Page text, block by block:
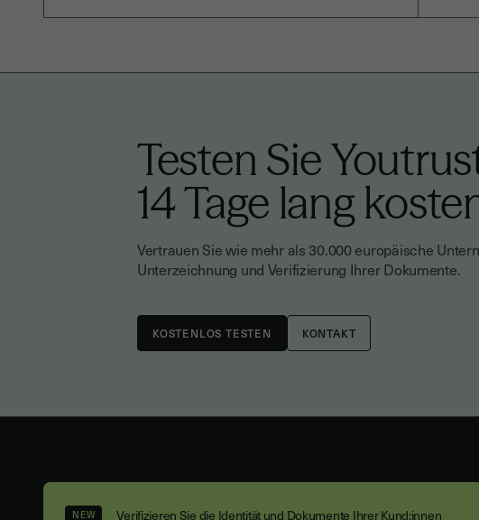
Testen Sie
14 Tage lang
Vertrauen Sie wie mehr als 30.000 europäische
Unterzeichnung und Verifizierung Ihrer Dokumente.
KONTAKT
NEW Verifizieren Sie die Identität und Dokumente Ihrer Kund:innen